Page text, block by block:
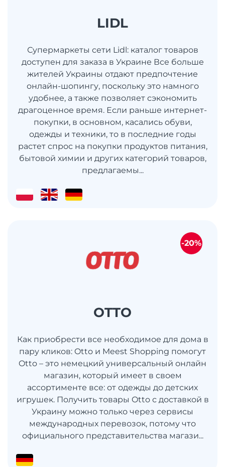
LIDL
Супермаркеты сети Lidl: каталог товаров
доступен для заказа в Украине Все больше
жителей Украины отдают предпочтение
онлайн-шопингу, поскольку это намного
удобнее, а также позволяет сэкономить
драгоценное время. Если раньше интернет-
покупки, в основном, касались обуви,
одежды и техники, то в последние годы
растет спрос на покупки продуктов питания,
бытовой химии и других категорий товаров,
предлагаемы...
OTTO
Как приобрести все необходимое для дома в
пару кликов: Otto и Meest Shopping помогут
Otto – это немецкий универсальный онлайн
магазин, который имеет в своем
ассортименте все: от одежды до детских
игрушек. Получить товары Otto с доставкой в
​​Украину можно только через сервисы
международных перевозок, потому что
официального представительства магази...
-20%